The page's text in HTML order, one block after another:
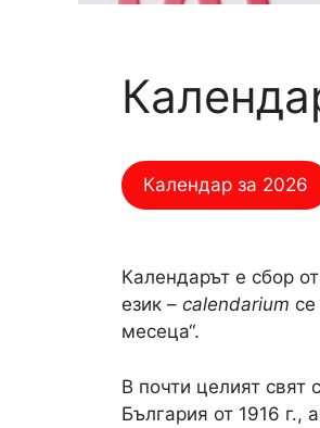
Календар за 2026
Календарът е сбор
език – calendarium
месеца“.
В почти целият свят
България от 1916 г.,